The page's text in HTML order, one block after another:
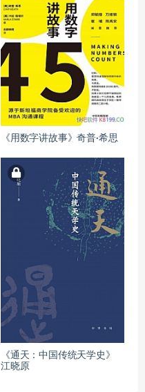
《用数字讲故事》奇普·希思
《通天：中国传统天学史》
江晓原